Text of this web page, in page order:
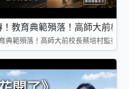
！教育典範殞落！高師大前校
典範殞落！高師大前校長蔡培村監委